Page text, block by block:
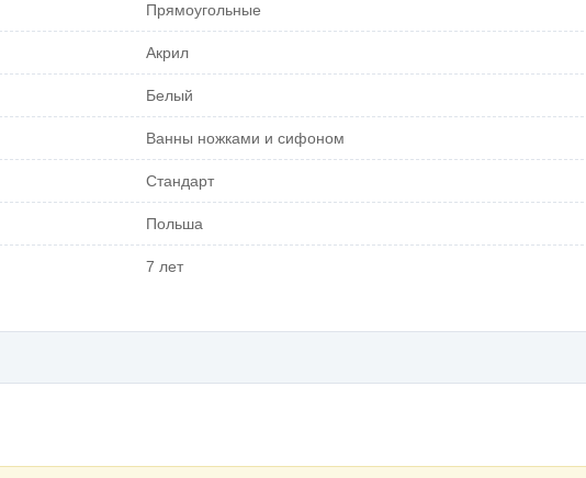
Прямоугольные
Акрил
Белый
Ванны ножками и сифоном
Стандарт
Польша
7 лет